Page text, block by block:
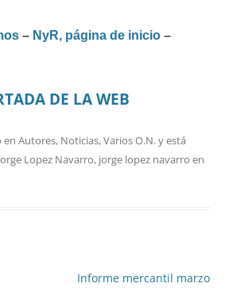
– NyR, página de inicio –
DE LA WEB
en Autores, Noticias,Varios O.N.y está
Lopez Navarro, jorge lopez navarro en
Informe mercantil marzo